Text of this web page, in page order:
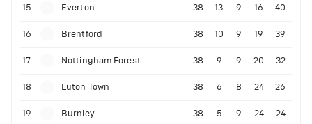
15 Everton 38 13 9 16 40
16 Brentford 38 10 9 19 39
17 Nottingham Forest 38 9 9 20 32
18 Luton Town 38 6 8 24 26
19 Burnley 38 5 9 24 24